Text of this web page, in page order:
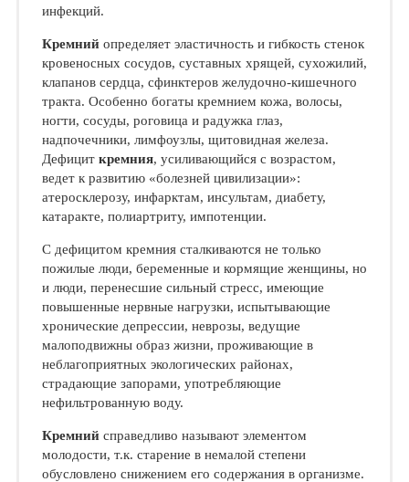
инфекций.
Кремнийопределяет эластичность и гибкость стенок
кровеносных сосудов, суставных хрящей, сухожилий,
клапанов сердца, сфинктеров желудочно-кишечного
тракта. Особенно богаты кремнием кожа, волосы,
ногти, сосуды, роговица и радужка глаз,
надпочечники, лимфоузлы, щитовидная железа.
Дефицит кремния, усиливающийся с возрастом,
ведет к развитию «болезней цивилизации»:
атеросклерозу, инфарктам, инсультам, диабету,
катаракте, полиартриту, импотенции.
С дефицитом кремния сталкиваются не только
пожилые люди, беременные и кормящие женщины, но
и люди, перенесшие сильный стресс, имеющие
повышенные нервные нагрузки, испытывающие
хронические депрессии, неврозы, ведущие
малоподвижны образ жизни, проживающие в
неблагоприятных экологических районах,
страдающие запорами, употребляющие
нефильтрованную воду.
Кремнийсправедливо называют элементом
молодости, т.к. старение в немалой степени
обусловлено снижением его содержания в организме.